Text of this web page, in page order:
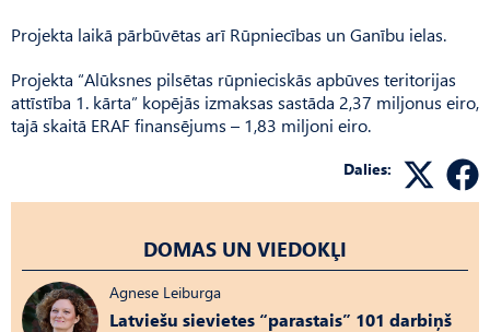
Projekta laikā pārbūvētas arī Rūpniecības un Ganību ielas.
Projekta “Alūksnes pilsētas rūpnieciskās apbūves teritorijas
attīstība 1. kārta” kopējās izmaksas sastāda 2,37 miljonus eiro,
tajā skaitā ERAF finansējums – 1,83 miljoni eiro.
Dalies:
DOMAS UN VIEDOKĻI
Agnese Leiburga
Latviešu sievietes “parastais” 101 darbiņš